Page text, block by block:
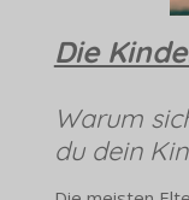
Die
Warum
du dein